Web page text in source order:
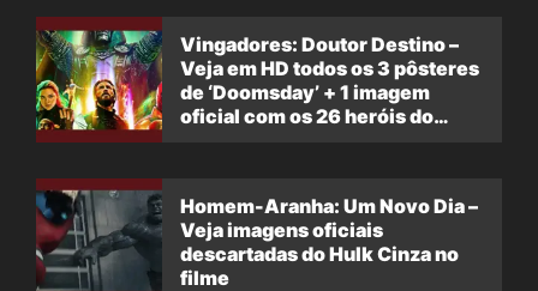
Vingadores: Doutor Destino –
Veja em HD todos os 3 pôsteres
de ‘Doomsday’ + 1 imagem
oficial com os 26 heróis do
Homem-Aranha: Um Novo Dia –
Veja imagens oficiais
descartadas do Hulk Cinza no
filme